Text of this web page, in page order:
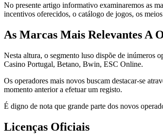
No presente artigo informativo examinaremos as
incentivos oferecidos, o catálogo de jogos, os
As Marcas Mais Relevantes A
Nesta altura, o segmento luso dispõe de inúmeros
Casino Portugal, Betano, Bwin, ESC Online.
Os operadores mais novos buscam destacar-se
momento anterior a efetuar um registo.
É digno de nota que grande parte dos novos
Licenças Oficiais